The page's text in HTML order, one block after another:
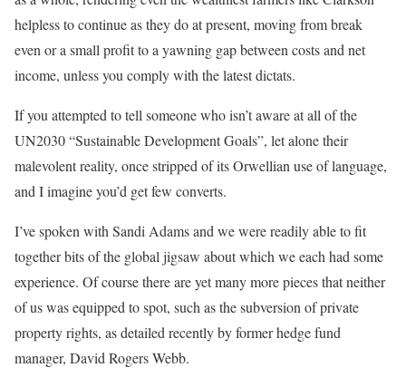
helpless to continue as they do at present, moving from break
even or a small profit to a yawning gap between costs and net
income, unless you comply with the latest dictats.
If you attempted to tell someone who isn’t aware at all of the
UN2030 “Sustainable Development Goals”, let alone their
malevolent reality, once stripped of its Orwellian use of language,
and I imagine you’d get few converts.
I’ve spoken with Sandi Adams and we were readily able to fit
together bits of the global jigsaw about which we each had some
experience. Of course there are yet many more pieces that neither
of us was equipped to spot, such as the subversion of private
property rights, as detailed recently by former hedge fund
manager, David Rogers Webb.